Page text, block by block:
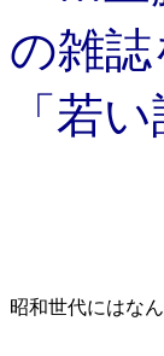
の雑
「若
昭和世代にはな